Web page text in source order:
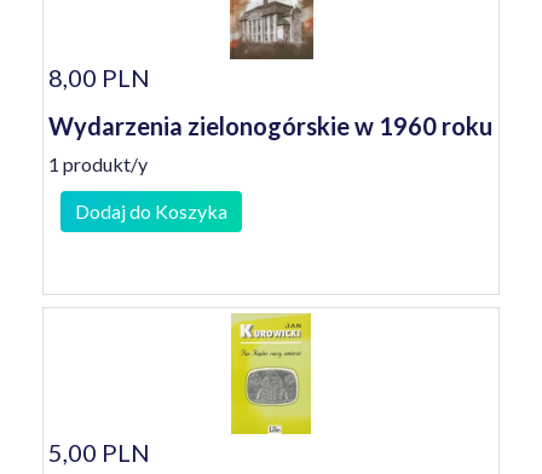
8,00 PLN
Wydarzenia zielonogórskie w 1960 roku
1 produkt/y
Dodaj do Koszyka
5,00 PLN